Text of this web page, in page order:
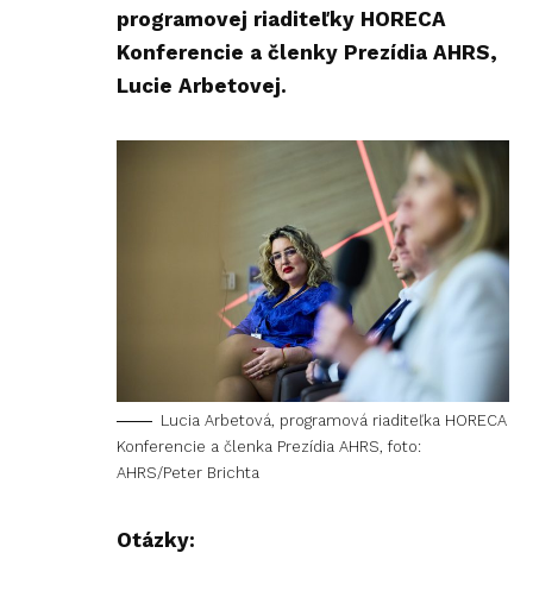
programovej riaditeľky HORECA
Konferencie a členky Prezídia AHRS,
Lucie Arbetovej.
Lucia Arbetová, programová riaditeľka HORECA
Konferencie a členka Prezídia AHRS, foto:
AHRS/Peter Brichta
Otázky: